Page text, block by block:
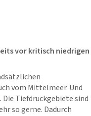
vor kritisch niedrigen
vom Mittelmeer. Und
Tiefdruckgebiete sind
so gerne. Dadurch